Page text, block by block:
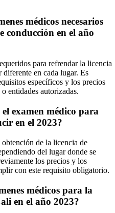
médicos necesarios
conducción en el año
para refrendar la licencia
en cada lugar. Es
específicos y los precios
entidades autorizadas.
examen médico para
en el 2023?
de la licencia de
del lugar donde se
los precios y los
con este requisito obligatorio.
médicos para la
en el año 2023?